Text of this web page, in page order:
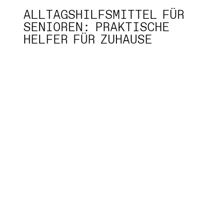
ALLTAGSHILFSMITTEL FÜR
SENIOREN: PRAKTISCHE
HELFER FÜR ZUHAUSE